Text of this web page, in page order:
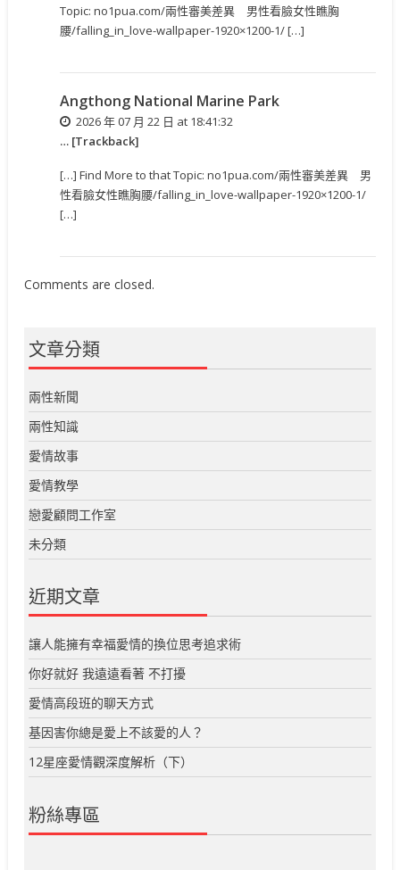
Topic: no1pua.com/兩性審美差異 男性看臉女性瞧胸
腰/falling_in_love-wallpaper-1920×1200-1/ […]
Angthong National Marine Park
2026 年 07 月 22 日 at 18:41:32
… [Trackback]
[…] Find More to that Topic: no1pua.com/兩性審美差異 男
性看臉女性瞧胸腰/falling_in_love-wallpaper-1920×1200-1/
[…]
Comments are closed.
文章分類
兩性新聞
兩性知識
愛情故事
愛情教學
戀愛顧問工作室
未分類
近期文章
讓人能擁有幸福愛情的換位思考追求術
你好就好 我遠遠看著 不打擾
愛情高段班的聊天方式
基因害你總是愛上不該愛的人？
12星座愛情觀深度解析（下）
粉絲專區